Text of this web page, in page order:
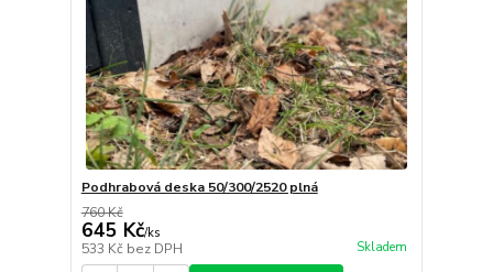
Podhrabová deska 50/300/2520 plná
760 Kč
645 Kč/ks
533 Kč bez DPH Skladem